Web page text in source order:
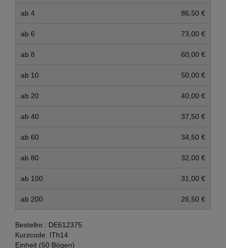
ab 4 86,50 €
ab 6 73,00 €
ab 8 60,00 €
ab 10 50,00 €
ab 20 40,00 €
ab 40 37,50 €
ab 60 34,50 €
ab 80 32,00 €
ab 100 31,00 €
ab 200 26,50 €
Bestellnr.: DE612375
Kurzcode: ITh14
Einheit (50 Bögen)